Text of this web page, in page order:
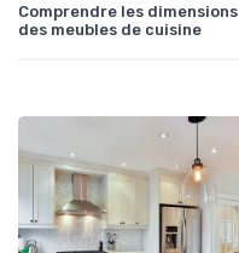
Comprendre les dimensions
des meubles de cuisine